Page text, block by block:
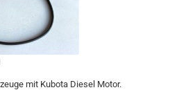
mit Kubota Diesel Motor.